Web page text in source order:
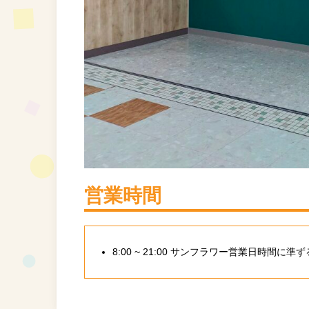
営業時間
8:00 ~ 21:00 サンフラワー営業日時間に準ず